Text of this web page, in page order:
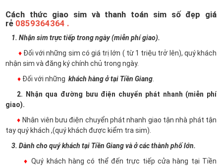
Cách thức giao sim và thanh toán sim số đẹp giá
rẻ 0859364364 .
1. Nhận sim trực tiếp trong ngày (miễn phí giao).
♦ Đối với những sim có giá trị lớn ( từ 1 triệu trở lên), quý khách
nhận sim và đăng ký chính chủ trong ngày.
♦ Đối với những khách hàng ở tại Tiền Giang
2. Nhận qua đường bưu điện chuyển phát nhanh (miễn phí
giao).
♦ Nhân viên bưu điện chuyển phát nhanh giao tận nhà phát tận
tay quý khách ,(quý khách được kiểm tra sim).
3. Dành cho quý khách tại Tiền Giang và ở các thành phố lớn.
♦ Quý khách hàng có thể đến trực tiếp cửa hàng tại Tiền